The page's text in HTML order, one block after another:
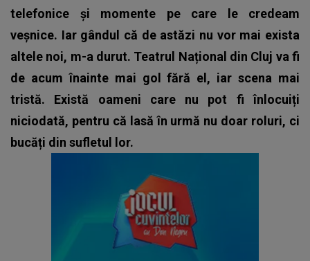
telefonice și momente pe care le credeam
veșnice. Iar gândul că de astăzi nu vor mai exista
altele noi, m-a durut. Teatrul Național din Cluj va fi
de acum înainte mai gol fără el, iar scena mai
tristă. Există oameni care nu pot fi înlocuiți
niciodată, pentru că lasă în urmă nu doar roluri, ci
bucăți din sufletul lor.